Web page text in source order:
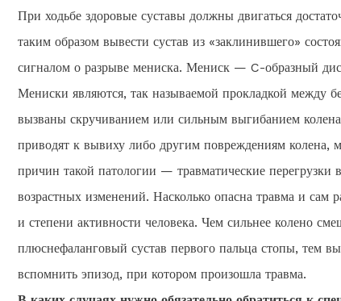
При ходьбе здоровые суставы должны двигаться
таким образом вывести сустав из «заклинившего»
сигналом о разрыве мениска. Мениск — C-образный
Мениски являются, так называемой прокладкой между
вызваны скручиванием или сильным выгибанием
приводят к вывиху либо другим повреждениям колена,
причин такой патологии — травматические перегрузки
возрастных изменений. Насколько опасна травма и сам
и степени активности человека. Чем сильнее колено
плюснефаланговый сустав первого пальца стопы, тем
вспомнить эпизод, при котором произошла травма.